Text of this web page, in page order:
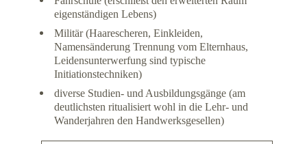
eigenständigen Lebens)
Militär (Haarescheren, Einkleiden,
Namensänderung Trennung vom Elternhaus,
Leidensunterwerfung sind typische
Initiationstechniken)
diverse Studien- und Ausbildungsgänge (am
deutlichsten ritualisiert wohl in die Lehr- und
Wanderjahren den Handwerksgesellen)